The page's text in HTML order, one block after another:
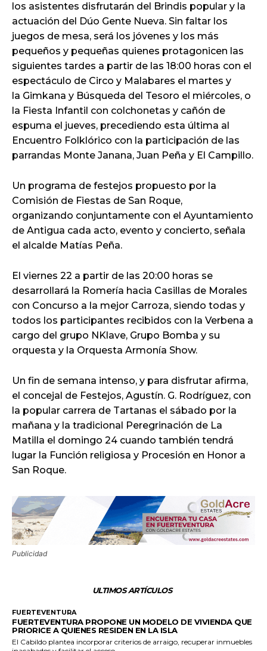
los asistentes disfrutarán del Brindis popular y la
actuación del Dúo Gente Nueva. Sin faltar los
juegos de mesa, será los jóvenes y los más
pequeños y pequeñas quienes protagonicen las
siguientes tardes a partir de las 18:00 horas con el
espectáculo de Circo y Malabares el martes y
la Gimkana y Búsqueda del Tesoro el miércoles, o
la Fiesta Infantil con colchonetas y cañón de
espuma el jueves, precediendo esta última al
Encuentro Folklórico con la participación de las
parrandas Monte Janana, Juan Peña y El Campillo.
Un programa de festejos propuesto por la
Comisión de Fiestas de San Roque,
organizando conjuntamente con el Ayuntamiento
de Antigua cada acto, evento y concierto, señala
el alcalde Matías Peña.
El viernes 22 a partir de las 20:00 horas se
desarrollará la Romería hacia Casillas de Morales
con Concurso a la mejor Carroza, siendo todas y
todos los participantes recibidos con la Verbena a
cargo del grupo NKlave, Grupo Bomba y su
orquesta y la Orquesta Armonía Show.
Un fin de semana intenso, y para disfrutar afirma,
el concejal de Festejos, Agustín. G. Rodríguez, con
la popular carrera de Tartanas el sábado por la
mañana y la tradicional Peregrinación de La
Matilla el domingo 24 cuando también tendrá
lugar la Función religiosa y Procesión en Honor a
San Roque.
Publicidad
ULTIMOS ARTÍCULOS
FUERTEVENTURA
FUERTEVENTURA PROPONE UN MODELO DE VIVIENDA QUE
PRIORICE A QUIENES RESIDEN EN LA ISLA
El Cabildo plantea incorporar criterios de arraigo, recuperar inmuebles